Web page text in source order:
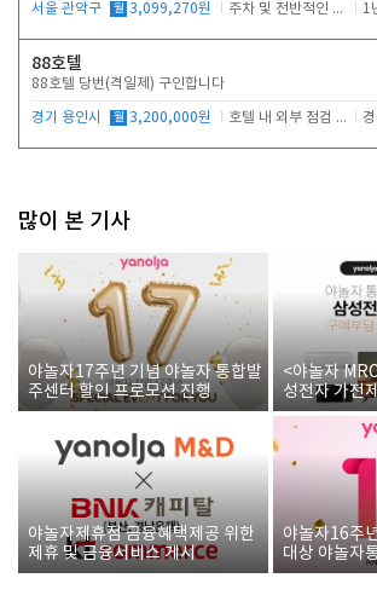
서울 관악구 월 3,099,270원 주차 및 전반적인 당번업무 1
88호텔
88호텔 당번(격일제) 구인합니다
경기 용인시 월 3,200,000원 호텔 내 외부 점검 및 프런트 운영
많이 본 기사
야놀자17주년 기념 야놀자 통합발
주센터 할인 프로모션 진행
<야놀자
성전자 가전
야놀자제휴점 금융혜택제공 위한
제휴 및 금융서비스 게시
야놀자16주
대상 야놀자
폰 증정